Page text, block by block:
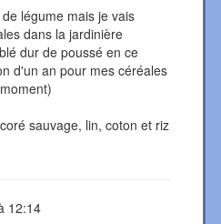
légume mais je vais
dans la jardinière
dur de poussé en ce
d'un an pour mes céréales
sauvage, lin, coton et riz
12:14